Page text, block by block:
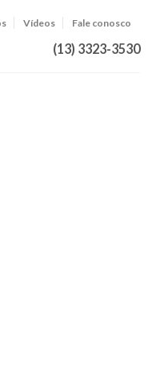
Vídeos Fale conosco
(13) 3323-3530